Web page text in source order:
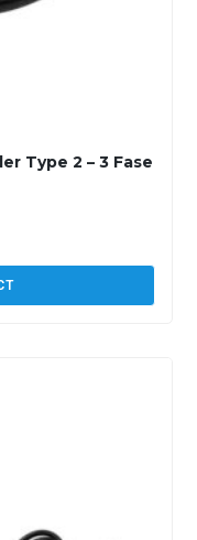
Type 2 – 3 Fase